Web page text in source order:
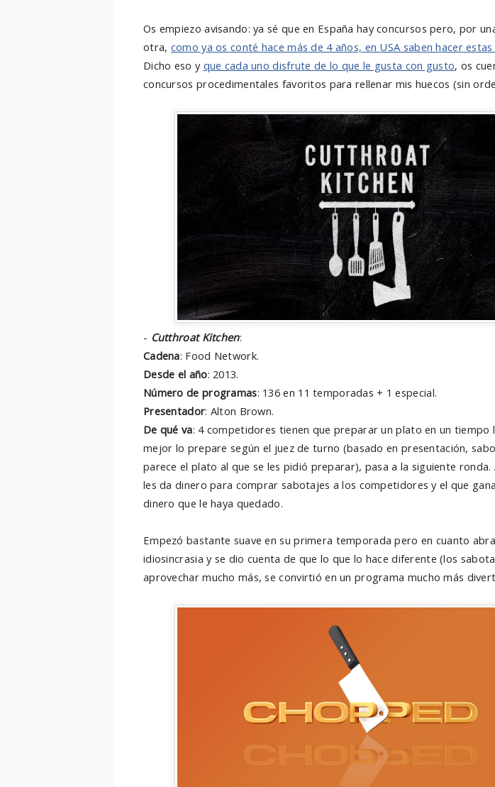
Os empiezo avisando: ya sé que en España hay concursos pero, por
otra, como ya os conté hace más de 4 años, en USA saben hacer
Dicho eso y que cada uno disfrute de lo que le gusta con gusto, os
concursos procedimentales favoritos para rellenar mis huecos (sin
- Cutthroat Kitchen:
Cadena: Food Network.
Desde el año: 2013.
Número de programas: 136 en 11 temporadas + 1 especial.
Presentador: Alton Brown.
De qué va: 4 competidores tienen que preparar un plato en un tiempo
mejor lo prepare según el juez de turno (basado en presentación,
parece el plato al que se les pidió preparar), pasa a la siguiente ronda.
les da dinero para comprar sabotajes a los competidores y el que
dinero que le haya quedado.
Empezó bastante suave en su primera temporada pero en cuanto
idiosincrasia y se dio cuenta de que lo que lo hace diferente (los
aprovechar mucho más, se convirtió en un programa mucho más